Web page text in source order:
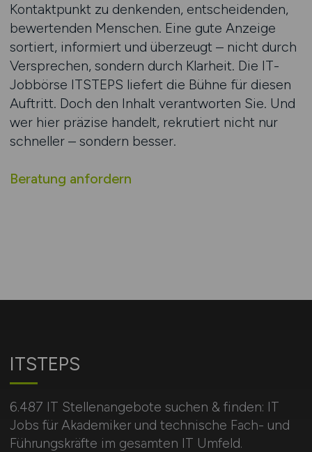
Kontaktpunkt zu denkenden, entscheidenden,
bewertenden Menschen. Eine gute Anzeige
sortiert, informiert und überzeugt – nicht durch
Versprechen, sondern durch Klarheit. Die IT-
Jobbörse ITSTEPS liefert die Bühne für diesen
Auftritt. Doch den Inhalt verantworten Sie. Und
wer hier präzise handelt, rekrutiert nicht nur
schneller – sondern besser.
Beratung anfordern
ITSTEPS
6.487 IT Stellenangebote suchen & finden: IT
Jobs für Akademiker und technische Fach- und
Führungskräfte im gesamten IT Umfeld.